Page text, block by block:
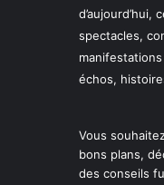
d’aujourd’hui,
spectacles,
échos,
Vous
bons plans,
des conseils